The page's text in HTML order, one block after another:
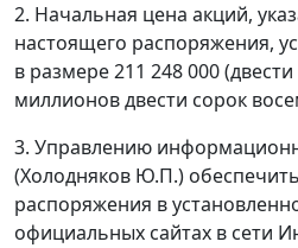
2. Начальная цена акций,
настоящего распоряжения,
в размере 211 248 000
миллионов двести сорок
3. Управлению
(Холодняков Ю.П.)
распоряжения в
официальных сайтах в сети